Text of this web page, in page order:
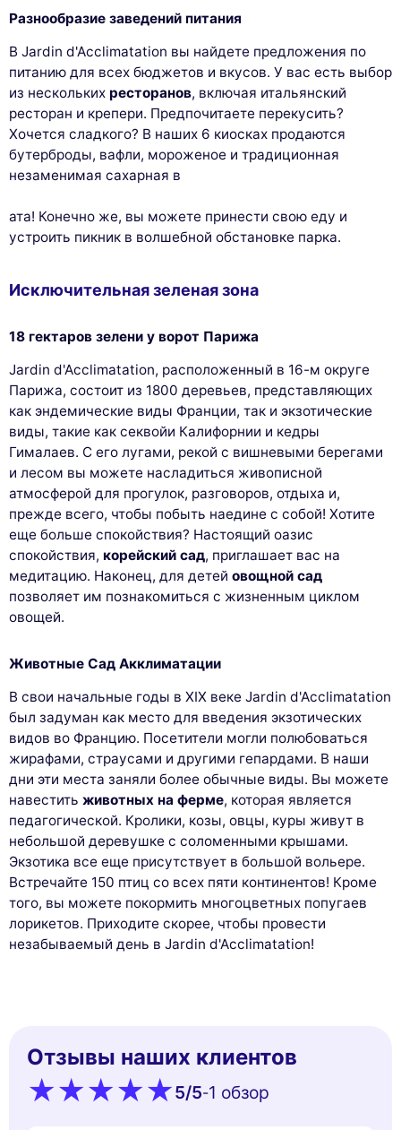
Разнообразие заведений питания
В Jardin d'Acclimatation вы найдете предложения по
питанию для всех бюджетов и вкусов. У вас есть выбор
из нескольких ресторанов, включая итальянский
ресторан и крепери. Предпочитаете перекусить?
Хочется сладкого? В наших 6 киосках продаются
бутерброды, вафли, мороженое и традиционная
незаменимая сахарная в
ата! Конечно же, вы можете принести свою еду и
устроить пикник в волшебной обстановке парка.
Исключительная зеленая зона
18 гектаров зелени у ворот Парижа
Jardin d'Acclimatation, расположенный в 16-м округе
Парижа, состоит из 1800 деревьев, представляющих
как эндемические виды Франции, так и экзотические
виды, такие как секвойи Калифорнии и кедры
Гималаев. С его лугами, рекой с вишневыми берегами
и лесом вы можете насладиться живописной
атмосферой для прогулок, разговоров, отдыха и,
прежде всего, чтобы побыть наедине с собой! Хотите
еще больше спокойствия? Настоящий оазис
спокойствия, корейский сад, приглашает вас на
медитацию. Наконец, для детей овощной сад
позволяет им познакомиться с жизненным циклом
овощей.
Животные Сад Акклиматации
В свои начальные годы в XIX веке Jardin d'Acclimatation
был задуман как место для введения экзотических
видов во Францию. Посетители могли полюбоваться
жирафами, страусами и другими гепардами. В наши
дни эти места заняли более обычные виды. Вы можете
навестить животных на ферме, которая является
педагогической. Кролики, козы, овцы, куры живут в
небольшой деревушке с соломенными крышами.
Экзотика все еще присутствует в большой вольере.
Встречайте 150 птиц со всех пяти континентов! Кроме
того, вы можете покормить многоцветных попугаев
лорикетов. Приходите скорее, чтобы провести
незабываемый день в Jardin d'Acclimatation!
Отзывы наших клиентов
5/5-1 обзор